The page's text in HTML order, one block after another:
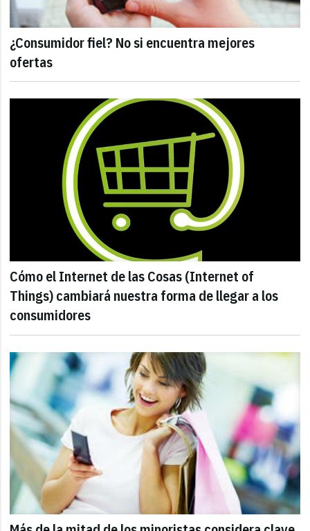
¿Consumidor fiel? No si encuentra mejores
ofertas
Cómo el Internet de las Cosas (Internet of
Things) cambiará nuestra forma de llegar a los
consumidores